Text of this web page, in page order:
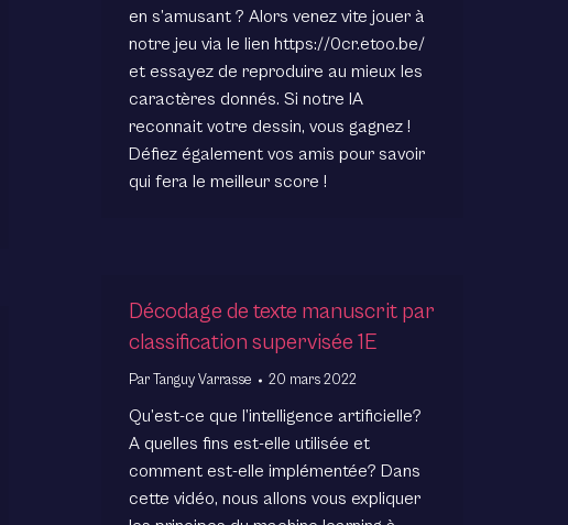
en s’amusant ? Alors venez vite jouer à
notre jeu via le lien https://0cr.etoo.be/
et essayez de reproduire au mieux les
caractères donnés. Si notre IA
reconnait votre dessin, vous gagnez !
Défiez également vos amis pour savoir
qui fera le meilleur score !
Décodage de texte manuscrit par
classification supervisée 1E
Par Tanguy Varrasse 20 mars 2022
Qu’est-ce que l’intelligence artificielle?
A quelles fins est-elle utilisée et
comment est-elle implémentée? Dans
cette vidéo, nous allons vous expliquer